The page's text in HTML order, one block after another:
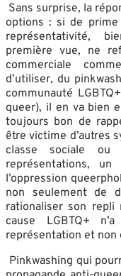
Sans surprise, la
options : si de
représentativité,
première vue, ne
commerciale
d’utiliser, du
communauté
queer), il en va bien
toujours bon de
être victime d’autres
classe sociale
représentations,
l’oppression
non seulement de
rationaliser son repli
cause LGBTQ+
représentation et non
Pinkwashing qui